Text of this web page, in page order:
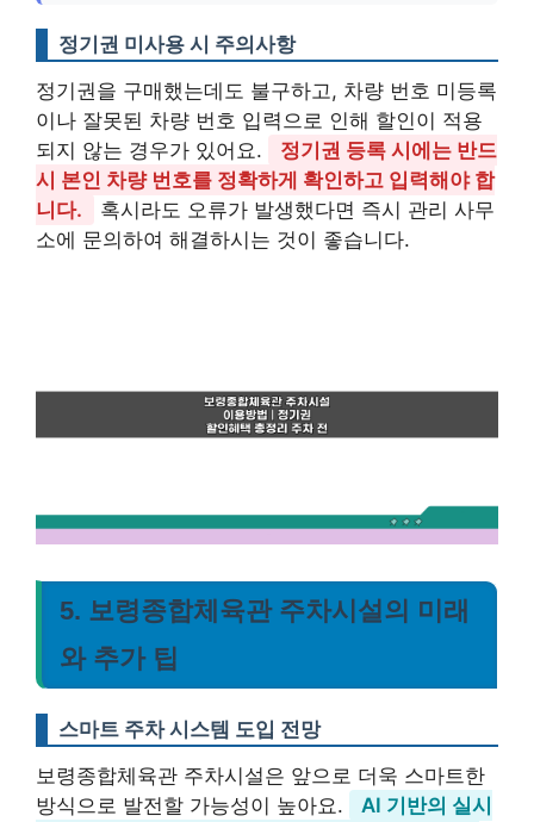
정기권 미사용 시 주의사항
정기권을 구매했는데도 불구하고, 차량 번호 미등록
이나 잘못된 차량 번호 입력으로 인해 할인이 적용
되지 않는 경우가 있어요.
정기권 등록 시에는 반드
시 본인 차량 번호를 정확하게 확인하고 입력해야 합
니다.
혹시라도 오류가 발생했다면 즉시 관리 사무
소에 문의하여 해결하시는 것이 좋습니다.
5. 보령종합체육관 주차시설의 미래
와 추가 팁
스마트 주차 시스템 도입 전망
보령종합체육관 주차시설은 앞으로 더욱 스마트한
방식으로 발전할 가능성이 높아요.
AI 기반의 실시